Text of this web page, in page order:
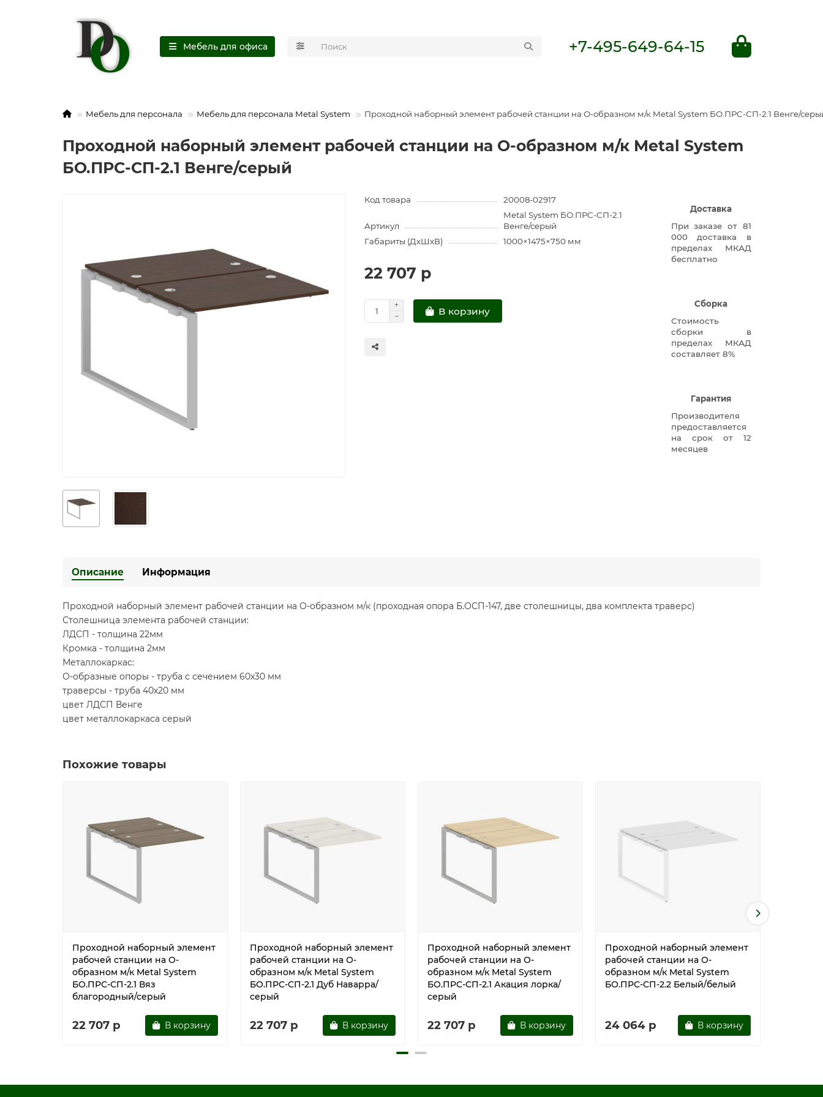
Мебель для офиса +7-495-649-64-15
Мебель для персонала Мебель для персонала Metal System Проходной наборный элемент рабочей станции на О-образном м/к Metal System БО.ПРС-СП-2.1 Венге/
Проходной наборный элемент рабочей станции на О-образном м/к Metal System
БО.ПРС-СП-2.1 Венге/серый
Код товара 20008-02917
Артикул
Metal System БО.ПРС-СП-2.1
Венге/серый
Габариты (ДхШхВ)
1000×1475×750 мм
22 707 р
В корзину
Доставка
При заказе от 81
000 доставка в
пределах МКАД
бесплатно
Сборка
Стоимость
сборки в
пределах МКАД
составляет 8%
Гарантия
Производителя
предоставляется
на срок от 12
месяцев
Описание Информация
Проходной наборный элемент рабочей станции на О-образном м/к (проходная опора Б.ОСП-147, две столешницы, два комплекта траверс)
Столешница элемента рабочей станции:
ЛДСП - толщина 22мм
Кромка - толщина 2мм
Металлокаркас:
О-образные опоры - труба с сечением 60х30 мм
траверсы - труба 40х20 мм
цвет ЛДСП Венге
цвет металлокаркаса серый
Похожие товары
Проходной наборный элемент
рабочей станции на О-
образном м/к Metal System
БО.ПРС-СП-2.1 Вяз
благородный/серый
22 707 р В корзину
Проходной наборный элемент
рабочей станции на О-
образном м/к Metal System
БО.ПРС-СП-2.1 Дуб Наварра/
серый
22 707 р В корзину
Проходной наборный элемент
рабочей станции на О-
образном м/к Metal System
БО.ПРС-СП-2.1 Акация лорка/
серый
22 707 р В корзину
Проходной наборный элемент
рабочей станции на О-
образном м/к Metal System
БО.ПРС-СП-2.2 Белый/белый
24 064 р В корзину